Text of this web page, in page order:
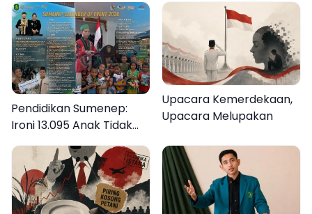
Pendidikan Sumenep:
Ironi 13.095 Anak Tidak
Sekolah Menyaksikan
Semarak Festival
Kalender Event 2026
Upacara Kemerdekaan,
Upacara Melupakan